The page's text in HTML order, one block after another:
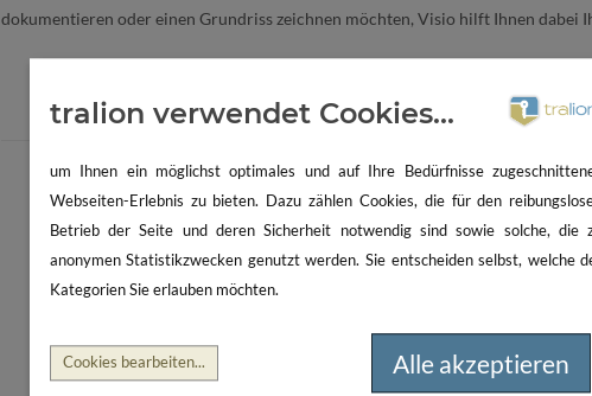
dokumentieren oder einen Grundriss zeichnen möchten, Visio hilft Ihnen dabei
tralion verwendet Cookies...
um Ihnen ein möglichst optimales und auf Ihre Bedürfnisse
Webseiten-Erlebnis zu bieten. Dazu zählen Cookies, die für den
Betrieb der Seite und deren Sicherheit notwendig sind sowie solche, die
anonymen Statistikzwecken genutzt werden. Sie entscheiden selbst, welche
Kategorien Sie erlauben möchten.
Cookies bearbeiten... Alle akzeptieren